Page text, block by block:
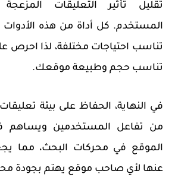
تقليل تأثير التعليقات
المستخدم. كل أداة من هذه
تناسب احتياجات مختلفة، لذا احرص على
تناسب حجم وطبيعة موقعك.
في النهاية، الحفاظ على بيئة
من تفاعل المستخدمين ويساهم
الموقع في محركات البحث، مما
عنها لأي صاحب موقع يهتم بجودة